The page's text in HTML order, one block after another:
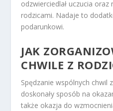
odzwierciedlał uczucia oraz
rodzicami. Nadaje to
podarunkowi.
JAK
CHWILE Z
Spędzanie wspólnych chwil
doskonały sposób na
także okazja do